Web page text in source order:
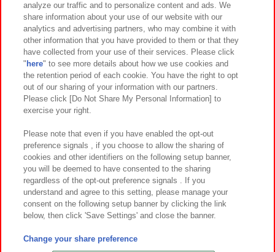
イベント・キャンペーン
関連会社 サステナビリティ サイトポリシー
プライバシーポリシー ウェブアクセシビリティ方針と検証結果
お取引先さまとともに
カスタマーハラスメント対応方針 よくあるご質問・お問い合わせ
©Bandai Namco Amusement Inc.
©Bandai Namco Amusement Lab Inc.
analyze our traffic and to personalize content and ads. We
share information about your use of our website with our
analytics and advertising partners, who may combine it with
other information that you have provided to them or that they
have collected from your use of their services. Please click
" here" to see more details about how we use cookies and
the retention period of each cookie. You have the right to opt
out of our sharing of your information with our partners.
Please click [Do Not Share My Personal Information] to
exercise your right.
Please note that even if you have enabled the opt-out
preference signals , if you choose to allow the sharing of
cookies and other identifiers on the following setup banner,
you will be deemed to have consented to the sharing
regardless of the opt-out preference signals . If you
understand and agree to this setting, please manage your
consent on the following setup banner by clicking the link
below, then click 'Save Settings' and close the banner.
Change your share preference